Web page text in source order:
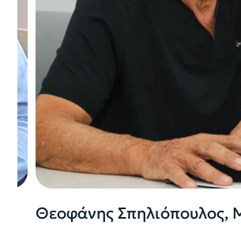
Θεοφάνης Σπηλιόπουλος, MD